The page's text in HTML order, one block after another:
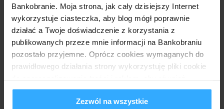
Bankobranie. Moja strona, jak cały dzisiejszy Internet
wykorzystuje ciasteczka, aby blog mógł poprawnie
działać a Twoje doświadczenie z korzystania z
publikowanych przeze mnie informacji na Bankobraniu
pozostało przyjemne. Oprócz cookies wymaganych do
prawidłowego działania strony wykorzystuję pliki cookie
analizować ruch w mojej witrynie. Informacje o tym, jak
korzystasz z bloga, udostępniam moim partnerom
Zezwól na wszystkie
świadomość klienta. Poza tym warto być wyczulonym
na pytania o dane, których w dowodzie osobistym nie
ma (adres korespondencyjny, nazwisko panieńskie
matki itp. itd.), które już we wniosku internetowym
wprowadzone zostały (ja kiedyś właśnie przez to
przyłapałem doradcę w placówce, że chce przyjąć
nowy wniosek; choć to było akurat w innym banku).